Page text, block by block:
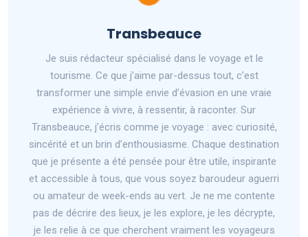
Transbeauce
Je suis rédacteur spécialisé dans le voyage et le
tourisme. Ce que j’aime par-dessus tout, c’est
transformer une simple envie d’évasion en une vraie
expérience à vivre, à ressentir, à raconter. Sur
Transbeauce, j’écris comme je voyage : avec curiosité,
sincérité et un brin d’enthousiasme. Chaque destination
que je présente a été pensée pour être utile, inspirante
et accessible à tous, que vous soyez baroudeur aguerri
ou amateur de week-ends au vert. Je ne me contente
pas de décrire des lieux, je les explore, je les décrypte,
je les relie à ce que cherchent vraiment les voyageurs